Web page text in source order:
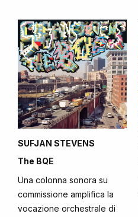
SUFJAN STEVENS
The BQE
Una colonna sonora su
commissione amplifica la
vocazione orchestrale di